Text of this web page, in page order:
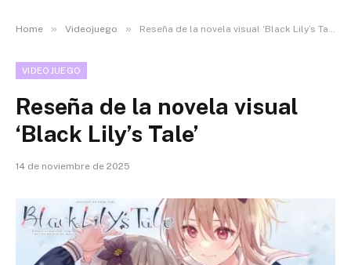
Home » Videojuego » Reseña de la novela visual ‘Black Lily’s Tale’
VIDEOJUEGO
Reseña de la novela visual
‘Black Lily’s Tale’
14 de noviembre de 2025